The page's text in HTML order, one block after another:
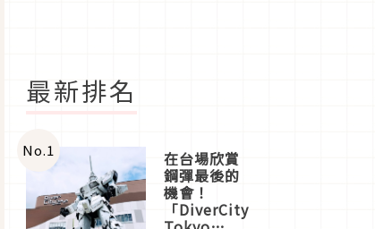
最新排名
No.1 在台場欣賞
鋼彈最後的
機會！
「DiverCity